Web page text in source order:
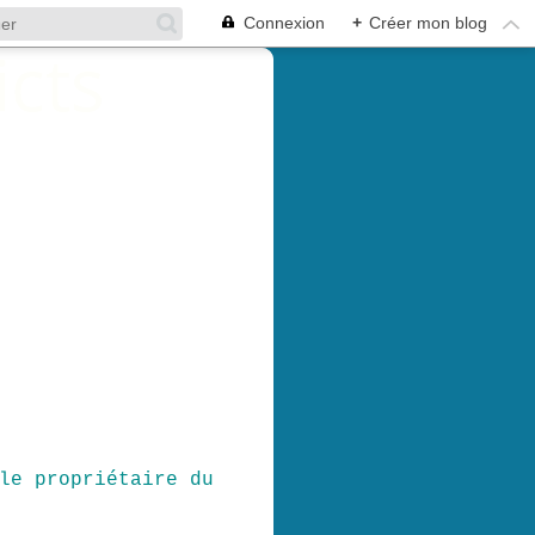
Connexion + Créer mon blog
propriétaire du